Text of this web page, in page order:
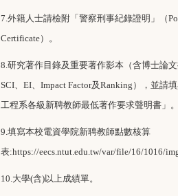
7. 外籍人士請檢附「警察刑事紀錄證明」（
Certificate）。
8. 研究著作目錄及重要著作影本（含博士論
SCI、EI、Impact Factor及Ranking），並請
工程系各級新聘教師最低著作要求聲明書」
9. 填寫本校電資學院新聘教師點數核算
表:https://eecs.ntut.edu.tw/var/file/16/1016/
10. 大學(含)以上成績單。